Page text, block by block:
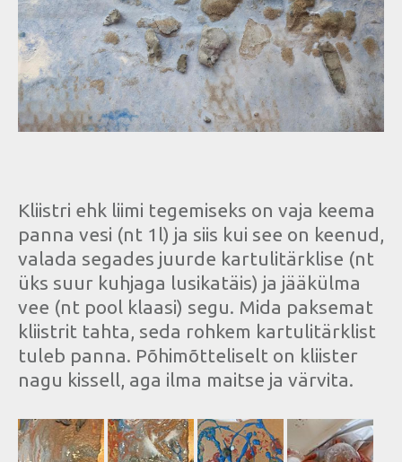
Kliistri ehk liimi tegemiseks on vaja keema
panna vesi (nt 1l) ja siis kui see on keenud,
valada segades juurde kartulitärklise (nt
üks suur kuhjaga lusikatäis) ja jääkülma
vee (nt pool klaasi) segu. Mida paksemat
kliistrit tahta, seda rohkem kartulitärklist
tuleb panna. Põhimõtteliselt on kliister
nagu kissell, aga ilma maitse ja värvita.